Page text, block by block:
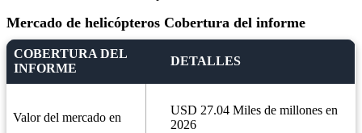
Mercado de helicópteros Cobertura del informe
COBERTURA DEL
INFORME
DETALLES
Valor del mercado en
USD 27.04 Miles de millones en
2026